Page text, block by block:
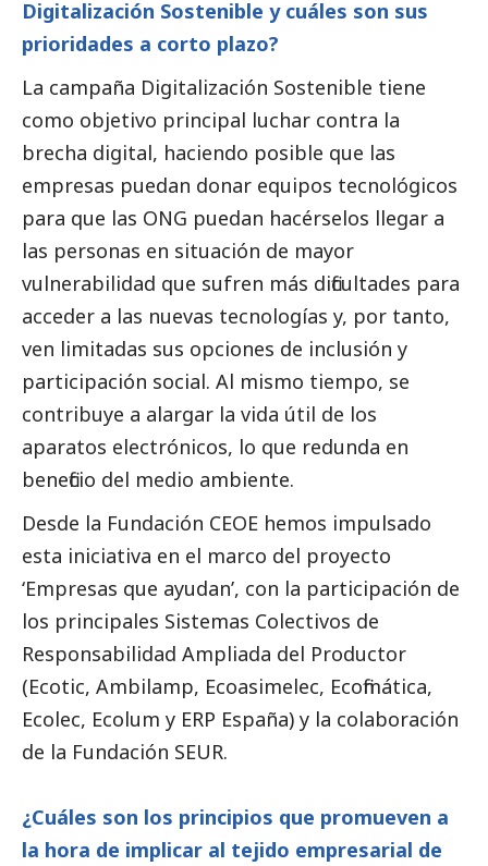
Digitalización Sostenible y cuáles son sus
prioridades a corto plazo?
La campaña Digitalización Sostenible tiene
como objetivo principal luchar contra la
brecha digital, haciendo posible que las
empresas puedan donar equipos tecnológicos
para que las ONG puedan hacérselos llegar a
las personas en situación de mayor
vulnerabilidad que sufren más dificultades para
acceder a las nuevas tecnologías y, por tanto,
ven limitadas sus opciones de inclusión y
participación social. Al mismo tiempo, se
contribuye a alargar la vida útil de los
aparatos electrónicos, lo que redunda en
beneficio del medio ambiente.
Desde la Fundación CEOE hemos impulsado
esta iniciativa en el marco del proyecto
‘Empresas que ayudan’, con la participación de
los principales Sistemas Colectivos de
Responsabilidad Ampliada del Productor
(Ecotic, Ambilamp, Ecoasimelec, Ecofimática,
Ecolec, Ecolum y ERP España) y la colaboración
de la Fundación SEUR.
¿Cuáles son los principios que promueven a
la hora de implicar al tejido empresarial de